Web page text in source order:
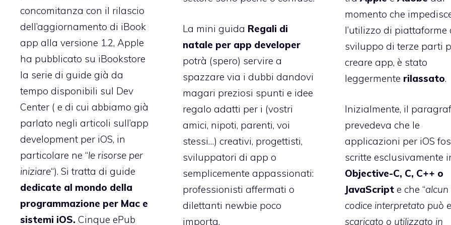
concomitanza con il rilascio
dell’aggiornamento di iBook
app alla versione 1.2, Apple
ha pubblicato su iBookstore
la serie di guide già da
tempo disponibili sul Dev
Center ( e di cui abbiamo già
parlato negli articoli sull’app
development per iOS, in
particolare ne “le risorse per
iniziare“). Si tratta di guide
dedicate al mondo della
programmazione per Mac e
sistemi iOS. Cinque ePub
La mini guida Regali di
natale per app developer
potrà (spero) servire a
spazzare via i dubbi dandovi
magari preziosi spunti e idee
regalo adatti per i (vostri
amici, nipoti, parenti, voi
stessi…) creativi, progettisti,
sviluppatori di app o
semplicemente appassionati:
professionisti affermati o
dilettanti newbie poco
importa.
momento che
l’utilizzo di piattaforme
sviluppo di terze parti
creare app, è stato
leggermente rilassato.
Inizialmente, il
prevedeva che le
applicazioni per iOS
scritte esclusivamente
Objective-C, C, C++ o
JavaScript e che “alcun
codice interpretato può
scaricato o utilizzato in